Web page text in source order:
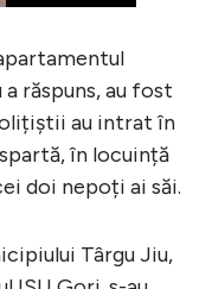
răspuns, au fost
au intrat în
în locuință
doi nepoți ai săi.
Târgu Jiu,